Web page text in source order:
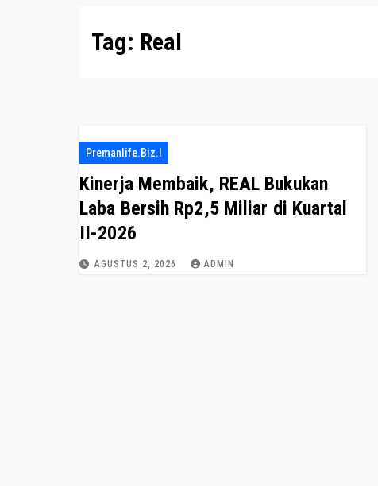
Tag: Real
Premanlife.biz.i
Kinerja Membaik, REAL Bukukan
Laba Bersih Rp2,5 Miliar di Kuartal
II-2026
AGUSTUS 2, 2026 ADMIN